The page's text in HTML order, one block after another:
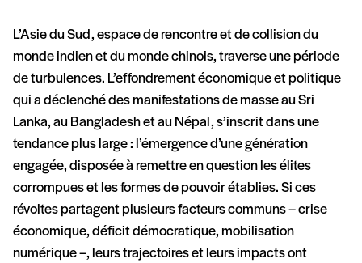
L’Asie du Sud, espace de rencontre et de collision du
monde indien et du monde chinois, traverse une période
de turbulences. L’effondrement économique et politique
qui a déclenché des manifestations de masse au Sri
Lanka, au Bangladesh et au Népal, s’inscrit dans une
tendance plus large : l’émergence d’une génération
engagée, disposée à remettre en question les élites
corrompues et les formes de pouvoir établies. Si ces
révoltes partagent plusieurs facteurs communs – crise
économique, déficit démocratique, mobilisation
numérique –, leurs trajectoires et leurs impacts ont